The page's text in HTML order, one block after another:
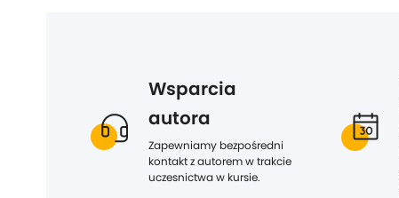
Wsparcia
autora
Zapewniamy bezpośredni
kontakt z autorem w trakcie
uczesnictwa w kursie.